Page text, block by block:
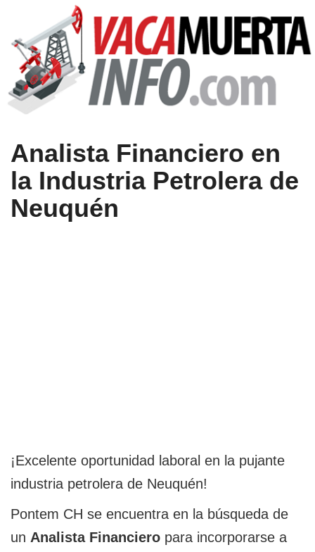
Analista Financiero en
la Industria Petrolera de
Neuquén
¡Excelente oportunidad laboral en la pujante
industria petrolera de Neuquén!
Pontem CH se encuentra en la búsqueda de
un Analista Financiero para incorporarse a